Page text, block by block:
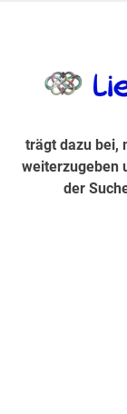
trägt dazu bei,
weiterzugeben
der